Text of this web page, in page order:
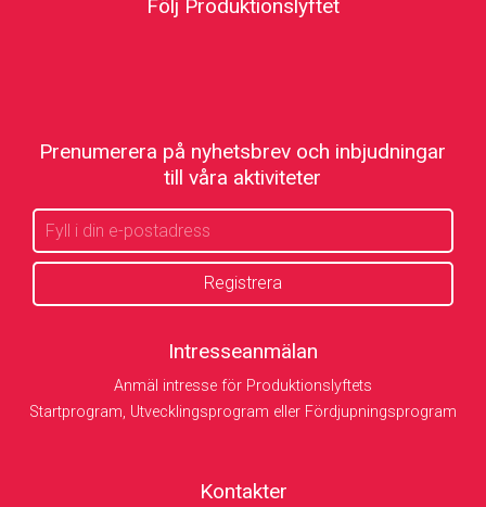
Följ Produktionslyftet
Prenumerera på nyhetsbrev och inbjudningar
till våra aktiviteter
Intresseanmälan
Anmäl intresse för Produktionslyftets
Startprogram, Utvecklingsprogram eller Fördjupningsprogram
Kontakter